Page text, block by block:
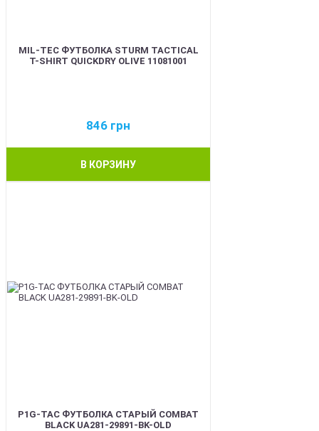
MIL-TEC ФУТБОЛКА STURM TACTICAL
T-SHIRT QUICKDRY OLIVE 11081001
846 грн
В КОРЗИНУ
P1G-TAC ФУТБОЛКА СТАРЫЙ COMBAT
BLACK UA281-29891-BK-OLD